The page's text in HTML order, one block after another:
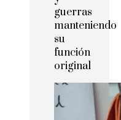
guerras
manteniendo
su
función
original